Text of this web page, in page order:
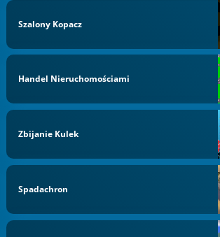
Szalony Kopacz
Handel Nieruchomościami
Zbijanie Kulek
Spadachron